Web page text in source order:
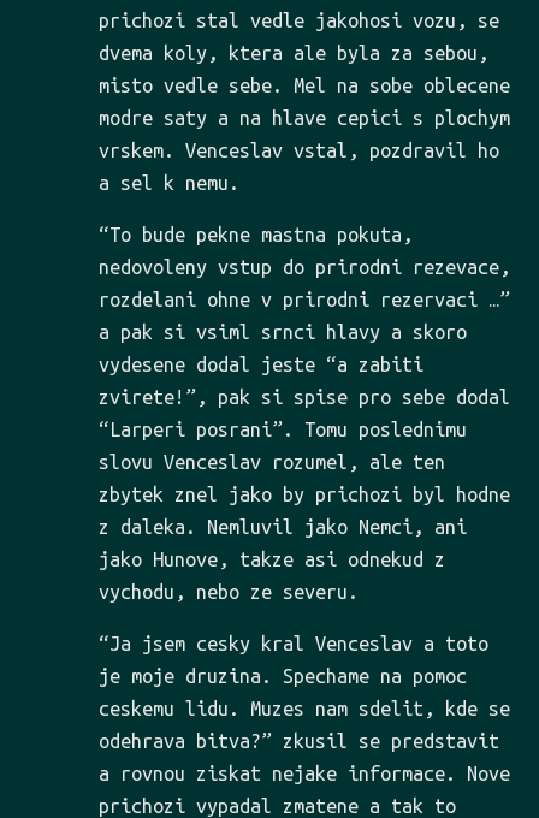
prichozi stal vedle jakohosi vozu, se
dvema koly, ktera ale byla za sebou,
misto vedle sebe. Mel na sobe oblecene
modre saty a na hlave cepici s plochym
vrskem. Venceslav vstal, pozdravil ho
a sel k nemu.
“To bude pekne mastna pokuta,
nedovoleny vstup do prirodni rezevace,
rozdelani ohne v prirodni rezervaci …”
a pak si vsiml srnci hlavy a skoro
vydesene dodal jeste “a zabiti
zvirete!”, pak si spise pro sebe dodal
“Larperi posrani”. Tomu poslednimu
slovu Venceslav rozumel, ale ten
zbytek znel jako by prichozi byl hodne
z daleka. Nemluvil jako Nemci, ani
jako Hunove, takze asi odnekud z
vychodu, nebo ze severu.
“Ja jsem cesky kral Venceslav a toto
je moje druzina. Spechame na pomoc
ceskemu lidu. Muzes nam sdelit, kde se
odehrava bitva?” zkusil se predstavit
a rovnou ziskat nejake informace. Nove
prichozi vypadal zmatene a tak to